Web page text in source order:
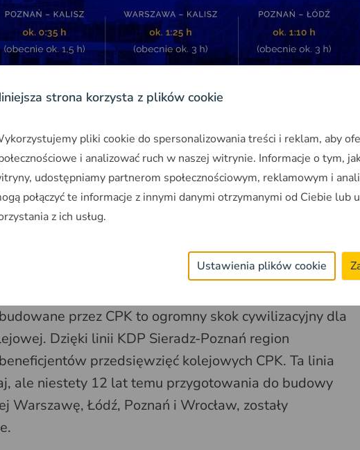
Sieradz-Poznań
przez CPK to ogromny skok cywilizacyjny dla
Dzięki linii KDP Sieradz-Poznań region
przedsięwzięć kolejowych CPK. Ta linia
ale niestety 12 lat temu przygotowania do budowy
Warszawę, Łódź, Poznań i Wrocław, zostały
strona korzysta z plików cookie
pliki cookie do spersonalizowania treści i reklam, aby
i analizować ruch w naszej witrynie. Informacje o tym,
udostępniamy partnerom społecznościowym, reklamowym i
połączyć te informacje z innymi danymi otrzymanymi od Ciebie lub
z ich usług.
Ustawienia plików cookie